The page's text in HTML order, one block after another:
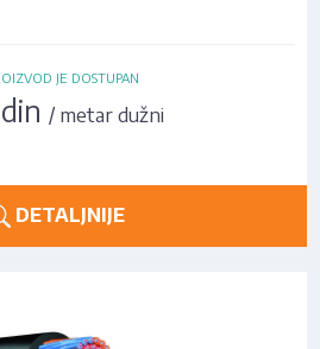
JE DOSTUPAN
/ metar dužni
DETALJNIJE